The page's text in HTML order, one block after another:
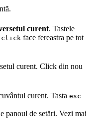
curent. Tastele
click face fereastra pe tot
curent. Click din nou
curent. Tasta esc
panoul de setări. Vezi mai